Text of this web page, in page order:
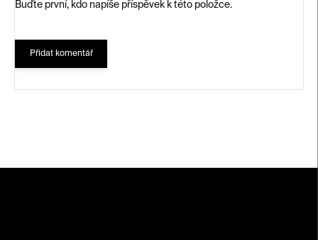
Buďte první, kdo napíše příspěvek k této položce.
Přidat komentář